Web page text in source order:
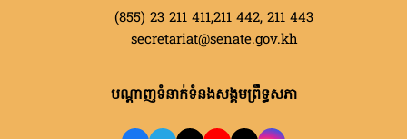
(855) 23 211 411,211 442, 211 443
secretariat@senate.gov.kh
បណ្តាញទំនាក់ទំនងសង្គមព្រឹទ្ធសភា